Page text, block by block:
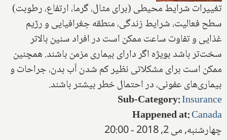
تغییرات شرایط‌ محیطی (‌برای مثال‌، گرما‌، ارتفاع‌، رطوبت‌)
سطح فعالیت‌، شرایط زندگی‌، منطقه جغرافیایی و رژیم
غذایی و تفاوت ساعت ممکن است در افراد سنین بالاتر
سخت‌تر باشد بویژه اگر دارای بیماری مزمن باشند‌. همچنین
ممکن است برای مشکلاتی نظیر کم شدن آب بدن‌، جراحات و
بیماری‌های عفونی‌، در احتمال خطر بیشتر باشند.
Sub-Category:Insurance
Happened at:Canada
چهارشنبه, می 2, 2018 - 20:00